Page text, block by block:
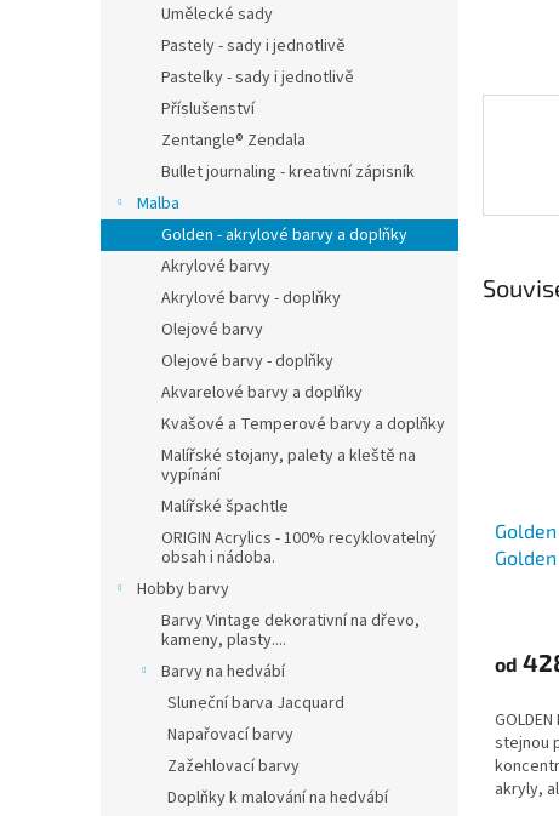
Umělecké sady
Pastely - sady i jednotlivě
Pastelky - sady i jednotlivě
Příslušenství
Zentangle® Zendala
Bullet journaling - kreativní zápisník
Malba
Golden - akrylové barvy a doplňky
Akrylové barvy
Akrylové barvy - doplňky
Olejové barvy
Olejové barvy - doplňky
Akvarelové barvy a doplňky
Kvašové a Temperové barvy a doplňky
Malířské stojany, palety a kleště na
vypínání
Malířské špachtle
ORIGIN Acrylics - 100% recyklovatelný
obsah i nádoba.
Hobby barvy
Barvy Vintage dekorativní na dřevo,
kameny, plasty....
Barvy na hedvábí
Sluneční barva Jacquard
Napařovací barvy
Zažehlovací barvy
Doplňky k malování na hedvábí
od
stejnou
akryly,